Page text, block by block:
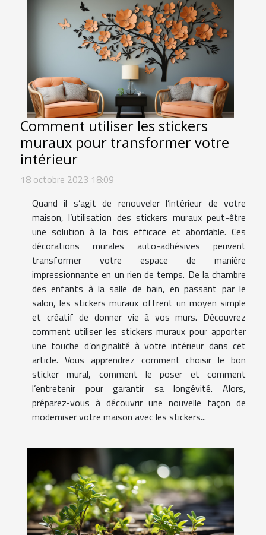
Comment utiliser les stickers
muraux pour transformer votre
intérieur
18 octobre 2023 18:09
Quand il s’agit de renouveler l’intérieur de votre
maison, l’utilisation des stickers muraux peut-être
une solution à la fois efficace et abordable. Ces
décorations murales auto-adhésives peuvent
transformer votre espace de manière
impressionnante en un rien de temps. De la chambre
des enfants à la salle de bain, en passant par le
salon, les stickers muraux offrent un moyen simple
et créatif de donner vie à vos murs. Découvrez
comment utiliser les stickers muraux pour apporter
une touche d’originalité à votre intérieur dans cet
article. Vous apprendrez comment choisir le bon
sticker mural, comment le poser et comment
l’entretenir pour garantir sa longévité. Alors,
préparez-vous à découvrir une nouvelle façon de
moderniser votre maison avec les stickers...